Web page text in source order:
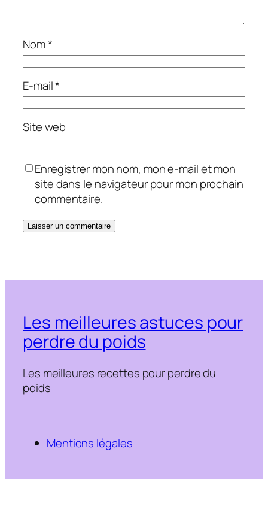
Nom*
E-mail*
Site web
Enregistrer mon nom, mon e-mail et mon
site dans le navigateur pour mon prochain
commentaire.
Les meilleures astuces pour
perdre du poids
Les meilleures recettes pour perdre du
poids
Mentions légales